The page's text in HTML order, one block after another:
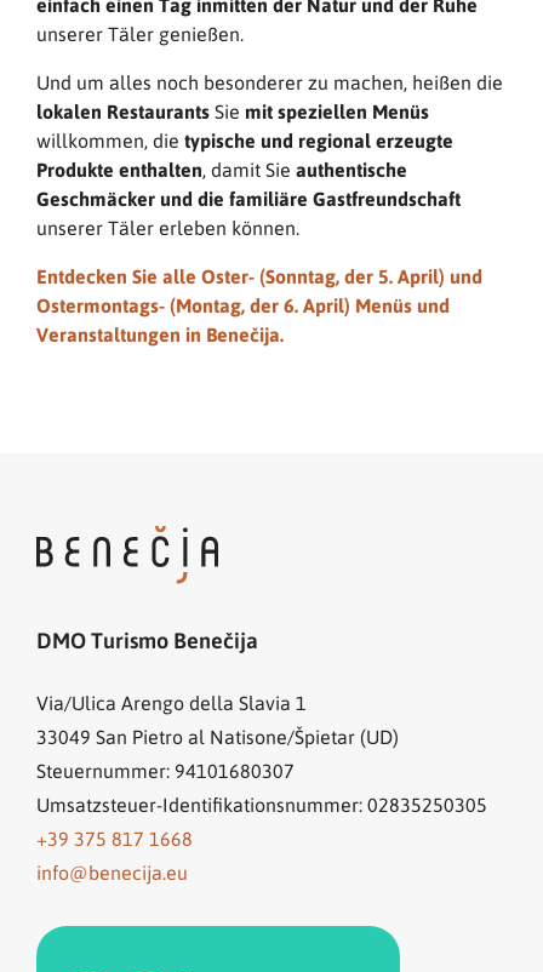
unserer Täler genießen.
Und um alles noch besonderer zu machen, heißen die
lokalen RestaurantsSie mit speziellen Menüs
willkommen, die typische und regional erzeugte
Produkte enthalten, damit Sie authentische
Geschmäcker und die familiäre Gastfreundschaft
unserer Täler erleben können.
Entdecken Sie alle Oster- (Sonntag, der 5. April) und
Ostermontags- (Montag, der 6. April) Menüs und
Veranstaltungen in Benečija.
DMO Turismo Benečija
Via/Ulica Arengo della Slavia 1
33049 San Pietro al Natisone/Špietar (UD)
Steuernummer: 94101680307
Umsatzsteuer-Identifikationsnummer: 02835250305
+39 375 817 1668
info@benecija.eu